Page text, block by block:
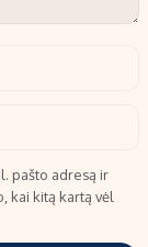
pašto adresą ir
kai kitą kartą vėl